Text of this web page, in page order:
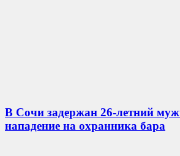
В Сочи задержан 26-летний
нападение на охранника бара